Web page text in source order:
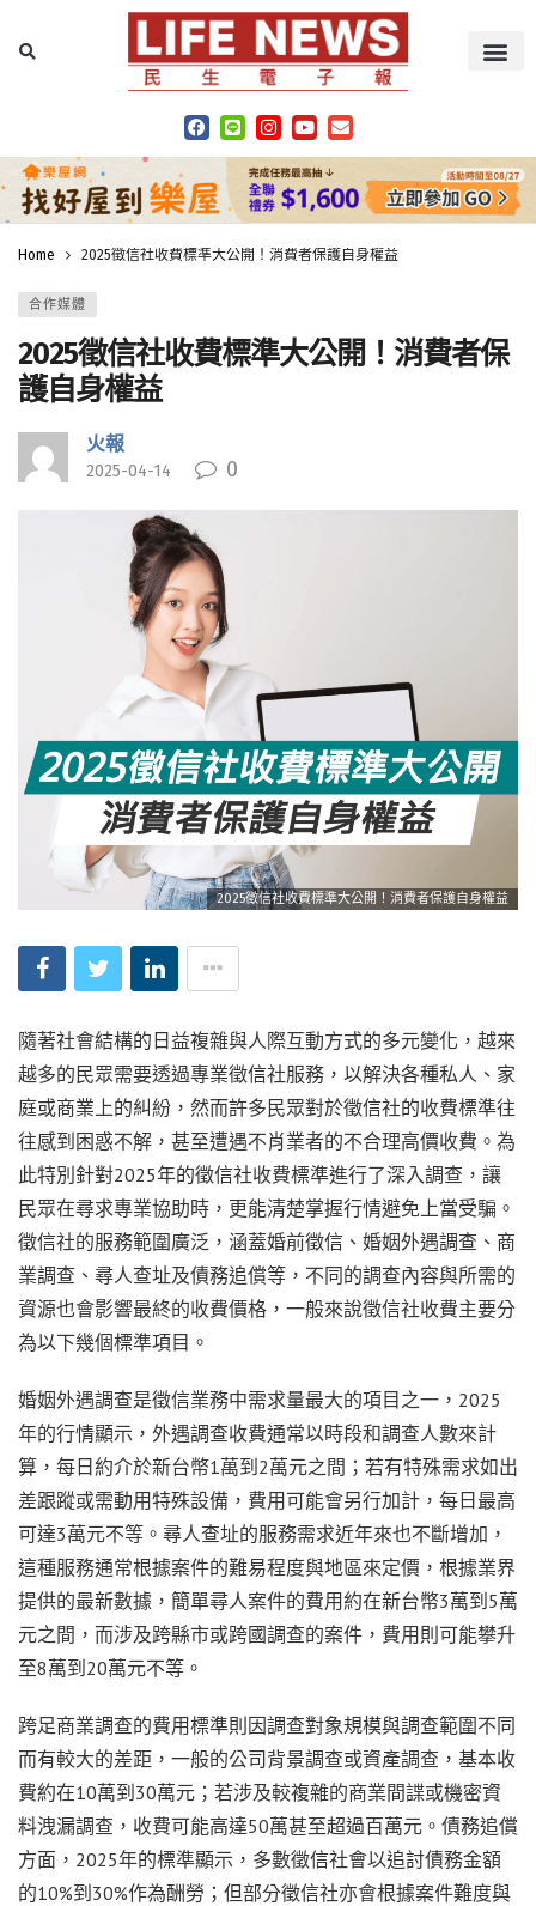
Home 2025徵信社收費標準大公開！消費者保護自身權益
合作媒體
2025徵信社收費標準大公開！消費者保
護自身權益
火報
2025-04-14 0
2025徵信社收費標準大公開！消費者保護自身權益
隨著社會結構的日益複雜與人際互動方式的多元變化，越來
越多的民眾需要透過專業徵信社服務，以解決各種私人、家
庭或商業上的糾紛，然而許多民眾對於徵信社的收費標準往
往感到困惑不解，甚至遭遇不肖業者的不合理高價收費。為
此特別針對2025年的徵信社收費標準進行了深入調查，讓
民眾在尋求專業協助時，更能清楚掌握行情避免上當受騙。
徵信社的服務範圍廣泛，涵蓋婚前徵信、婚姻外遇調查、商
業調查、尋人查址及債務追償等，不同的調查內容與所需的
資源也會影響最終的收費價格，一般來說徵信社收費主要分
為以下幾個標準項目。
婚姻外遇調查是徵信業務中需求量最大的項目之一，2025
年的行情顯示，外遇調查收費通常以時段和調查人數來計
算，每日約介於新台幣1萬到2萬元之間；若有特殊需求如出
差跟蹤或需動用特殊設備，費用可能會另行加計，每日最高
可達3萬元不等。尋人查址的服務需求近年來也不斷增加，
這種服務通常根據案件的難易程度與地區來定價，根據業界
提供的最新數據，簡單尋人案件的費用約在新台幣3萬到5萬
元之間，而涉及跨縣市或跨國調查的案件，費用則可能攀升
至8萬到20萬元不等。
跨足商業調查的費用標準則因調查對象規模與調查範圍不同
而有較大的差距，一般的公司背景調查或資產調查，基本收
費約在10萬到30萬元；若涉及較複雜的商業間諜或機密資
料洩漏調查，收費可能高達50萬甚至超過百萬元。債務追償
方面，2025年的標準顯示，多數徵信社會以追討債務金額
的10%到30%作為酬勞；但部分徵信社亦會根據案件難度與